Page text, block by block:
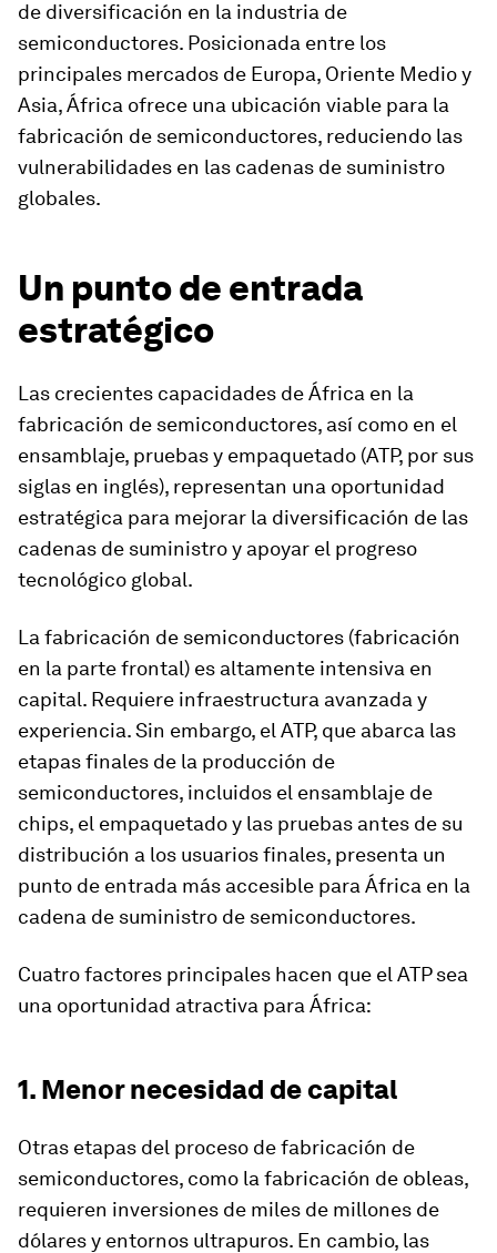
de diversificación en la industria de
semiconductores. Posicionada entre los
principales mercados de Europa, Oriente Medio y
Asia, África ofrece una ubicación viable para la
fabricación de semiconductores, reduciendo las
vulnerabilidades en las cadenas de suministro
globales.
Un punto de entrada
estratégico
Las crecientes capacidades de África en la
fabricación de semiconductores, así como en el
ensamblaje, pruebas y empaquetado (ATP, por sus
siglas en inglés), representan una oportunidad
estratégica para mejorar la diversificación de las
cadenas de suministro y apoyar el progreso
tecnológico global.
La fabricación de semiconductores (fabricación
en la parte frontal) es altamente intensiva en
capital. Requiere infraestructura avanzada y
experiencia. Sin embargo, el ATP, que abarca las
etapas finales de la producción de
semiconductores, incluidos el ensamblaje de
chips, el empaquetado y las pruebas antes de su
distribución a los usuarios finales, presenta un
punto de entrada más accesible para África en la
cadena de suministro de semiconductores.
Cuatro factores principales hacen que el ATP sea
una oportunidad atractiva para África:
1. Menor necesidad de capital
Otras etapas del proceso de fabricación de
semiconductores, como la fabricación de obleas,
requieren inversiones de miles de millones de
dólares y entornos ultrapuros. En cambio, las